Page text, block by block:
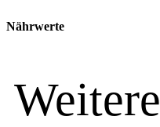
Nährwerte
Weitere